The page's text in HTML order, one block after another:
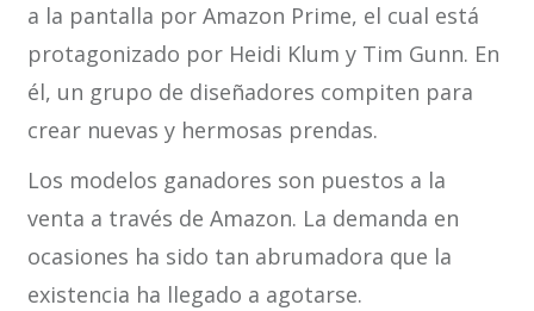
a la pantalla por Amazon Prime, el cual está
protagonizado por Heidi Klum y Tim Gunn. En
él, un grupo de diseñadores compiten para
crear nuevas y hermosas prendas.
Los modelos ganadores son puestos a la
venta a través de Amazon. La demanda en
ocasiones ha sido tan abrumadora que la
existencia ha llegado a agotarse.